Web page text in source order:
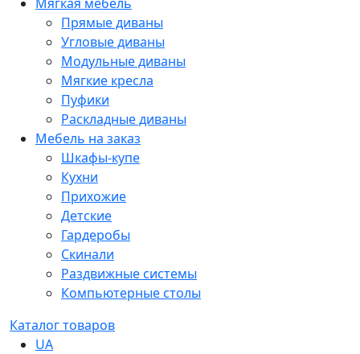
Прямые диваны
Угловые диваны
Модульные диваны
Мягкие кресла
Пуфики
Раскладные диваны
Мебель на заказ
Шкафы-купе
Кухни
Прихожие
Детские
Гардеробы
Скинали
Раздвижные системы
Компьютерные столы
Каталог товаров
UA